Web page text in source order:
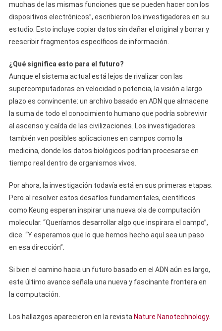
muchas de las mismas funciones que se pueden hacer con los
dispositivos electrónicos”, escribieron los investigadores en su
estudio. Esto incluye copiar datos sin dañar el original y borrar y
reescribir fragmentos específicos de información.
¿Qué significa esto para el futuro?
Aunque el sistema actual está lejos de rivalizar con las
supercomputadoras en velocidad o potencia, la visión a largo
plazo es convincente: un archivo basado en ADN que almacene
la suma de todo el conocimiento humano que podría sobrevivir
al ascenso y caída de las civilizaciones. Los investigadores
también ven posibles aplicaciones en campos como la
medicina, donde los datos biológicos podrían procesarse en
tiempo real dentro de organismos vivos.
Por ahora, la investigación todavía está en sus primeras etapas.
Pero al resolver estos desafíos fundamentales, científicos
como Keung esperan inspirar una nueva ola de computación
molecular. “Queríamos desarrollar algo que inspirara el campo”,
dice. “Y esperamos que lo que hemos hecho aquí sea un paso
en esa dirección”.
Si bien el camino hacia un futuro basado en el ADN aún es largo,
este último avance señala una nueva y fascinante frontera en
la computación.
Los hallazgos aparecieron en la revista Nature Nanotechnology.